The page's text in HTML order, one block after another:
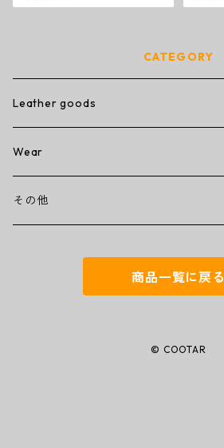
CATEGORY
Leather goods
wallet
ミニミニウォレット
その他
Wear
T-shirt
その他
商品一覧に戻る
© COOTAR